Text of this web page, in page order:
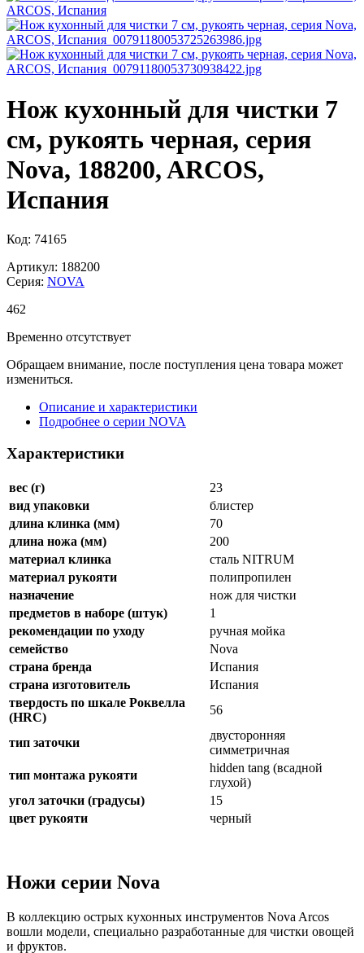
Нож кухонный для чистки 7
см, рукоять черная, серия
Nova, 188200, ARCOS,
Испания
Код: 74165
Артикул: 188200
Серия: NOVA
462
Временно отсутствует
Обращаем внимание, после поступления цена товара может
измениться.
Описание и характеристики
Подробнее о серии NOVA
Характеристики
вес (г)
23
вид упаковки
блистер
длина клинка (мм)
70
длина ножа (мм)
200
материал клинка
сталь NITRUM
материал рукояти
полипропилен
назначение
нож для чистки
предметов в наборе (штук)
1
рекомендации по уходу
ручная мойка
семейство
Nova
страна бренда
Испания
страна изготовитель
Испания
твердость по шкале Роквелла
(HRC)
56
тип заточки
двусторонняя
симметричная
тип монтажа рукояти
hidden tang (всадной
глухой)
угол заточки (градусы)
15
цвет рукояти
черный
Ножи серии Nova
В коллекцию острых кухонных инструментов Nova Arcos
вошли модели, специально разработанные для чистки овощей
и фруктов.